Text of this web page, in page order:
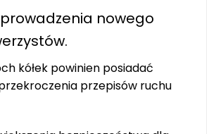
nowego
kółek powinien posiadać
przepisów ruchu